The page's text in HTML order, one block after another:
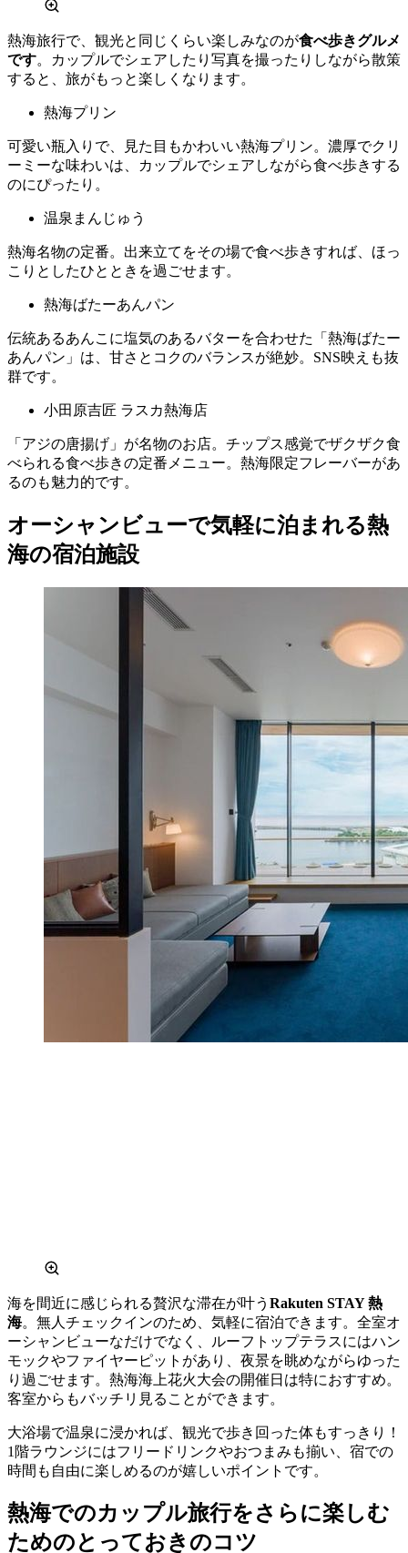
熱海旅行で、観光と同じくらい楽しみなのが食べ歩きグルメ
です。カップルでシェアしたり写真を撮ったりしながら散策
すると、旅がもっと楽しくなります。
熱海プリン
可愛い瓶入りで、見た目もかわいい熱海プリン。濃厚でクリ
ーミーな味わいは、カップルでシェアしながら食べ歩きする
のにぴったり。
温泉まんじゅう
熱海名物の定番。出来立てをその場で食べ歩きすれば、ほっ
こりとしたひとときを過ごせます。
熱海ばたーあんパン
伝統あるあんこに塩気のあるバターを合わせた「熱海ばたー
あんパン」は、甘さとコクのバランスが絶妙。SNS映えも抜
群です。
小田原吉匠 ラスカ熱海店
「アジの唐揚げ」が名物のお店。チップス感覚でザクザク食
べられる食べ歩きの定番メニュー。熱海限定フレーバーがあ
るのも魅力的です。
オーシャンビューで気軽に泊まれる熱
海の宿泊施設
海を間近に感じられる贅沢な滞在が叶う Rakuten STAY 熱
海。無人チェックインのため、気軽に宿泊できます。全室オ
ーシャンビューなだけでなく、ルーフトップテラスにはハン
モックやファイヤーピットがあり、夜景を眺めながらゆった
り過ごせます。熱海海上花火大会の開催日は特におすすめ。
客室からもバッチリ見ることができます。
大浴場で温泉に浸かれば、観光で歩き回った体もすっきり！
1階ラウンジにはフリードリンクやおつまみも揃い、宿での
時間も自由に楽しめるのが嬉しいポイントです。
熱海でのカップル旅行をさらに楽しむ
ためのとっておきのコツ